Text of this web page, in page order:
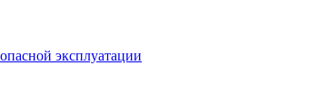
эксплуатации